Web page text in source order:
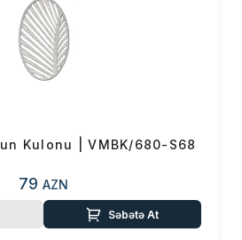
Kulonu | VMBK/680-S68
79 AZN
Səbətə At